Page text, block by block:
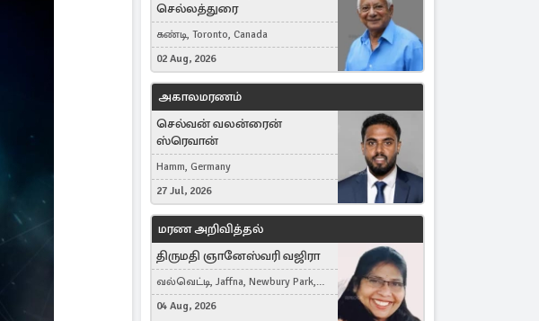
செல்லத்துரை
கண்டி, Toronto, Canada
02 Aug, 2026
அகாலமரணம்
செல்வன் வலன்ரைன்
ஸ்ரெவான்
Hamm, Germany
27 Jul, 2026
மரண அறிவித்தல்
திருமதி ஞானேஸ்வரி வஜிரா
வல்வெட்டி, Jaffna, Newbury Park,
United Kingdom
04 Aug, 2026